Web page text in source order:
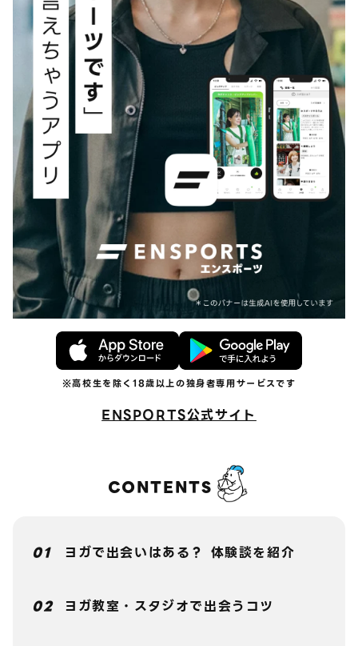
ENSPORTS公式サイト
CONTENTS
ヨガで出会いはある？ 体験談を紹介
ヨガ教室・スタジオで出会うコツ